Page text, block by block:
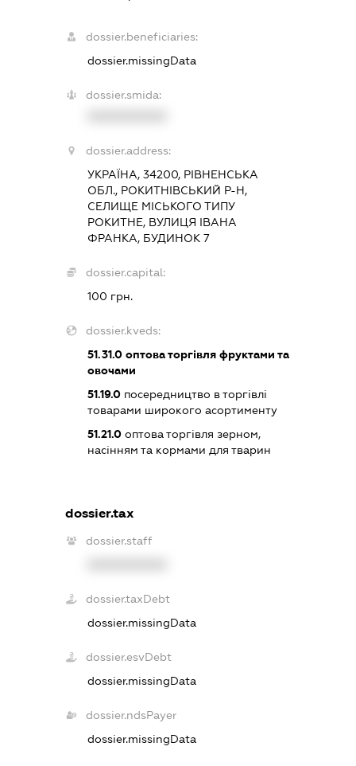
dossier.beneficiaries:
dossier.missingData
dossier.smida:
dossier.address:
УКРАЇНА, 34200, РІВНЕНСЬКА
ОБЛ., РОКИТНІВСЬКИЙ Р-Н,
СЕЛИЩЕ МІСЬКОГО ТИПУ
РОКИТНЕ, ВУЛИЦЯ ІВАНА
ФРАНКА, БУДИНОК 7
dossier.capital:
100 грн.
dossier.kveds:
51.31.0 оптова торгівля фруктами та
овочами
51.19.0 посередництво в торгівлі
товарами широкого асортименту
51.21.0 оптова торгівля зерном,
насінням та кормами для тварин
dossier.tax
dossier.staff
dossier.taxDebt
dossier.missingData
dossier.esvDebt
dossier.missingData
dossier.ndsPayer
dossier.missingData